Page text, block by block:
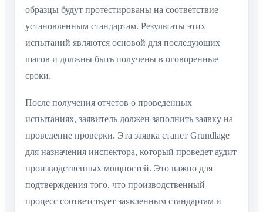
образцы будут протестированы на соответствие
установленным стандартам. Результаты этих
испытаний являются основой для последующих
шагов и должны быть получены в оговоренные
сроки.
После получения отчетов о проведенных
испытаниях, заявитель должен заполнить заявку на
проведение проверки. Эта заявка станет Grundlage
для назначения инспектора, который проведет аудит
производственных мощностей. Это важно для
подтверждения того, что производственный
процесс соответствует заявленным стандартам и